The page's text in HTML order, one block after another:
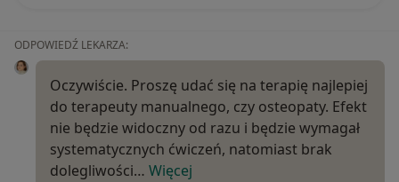
ODPOWIEDŹ LEKARZA:
Oczywiście. Proszę udać się na terapię najlepiej
do terapeuty manualnego, czy osteopaty. Efekt
nie będzie widoczny od razu i będzie wymagał
systematycznych ćwiczeń, natomiast brak
dolegliwości… Więcej